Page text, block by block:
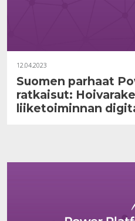
12.04.2023
Suomen parhaat
ratkaisut:
liiketoiminnan